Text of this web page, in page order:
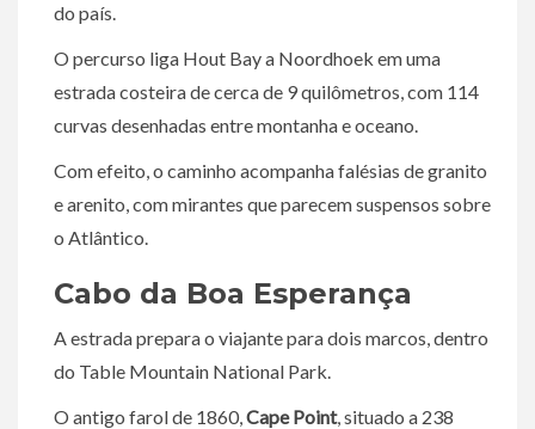
do país.
O percurso liga Hout Bay a Noordhoek em uma
estrada costeira de cerca de 9 quilômetros, com 114
curvas desenhadas entre montanha e oceano.
Com efeito, o caminho acompanha falésias de granito
e arenito, com mirantes que parecem suspensos sobre
o Atlântico.
Cabo da Boa Esperança
A estrada prepara o viajante para dois marcos, dentro
do Table Mountain National Park.
O antigo farol de 1860,Cape Point, situado a 238